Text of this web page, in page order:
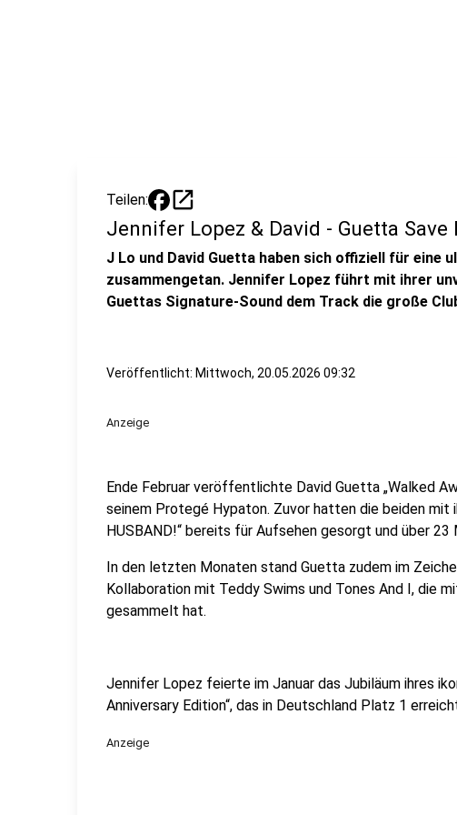
Teilen: open_in_new
Jennifer Lopez & David - Guetta
J Lo und David Guetta haben sich offiziell für eine
zusammengetan. Jennifer Lopez führt mit ihrer
Guettas Signature-Sound dem Track die große
Veröffentlicht: Mittwoch, 20.05.2026 09:32
Anzeige
Ende Februar veröffentlichte David Guetta „Walked
seinem Protegé Hypaton. Zuvor hatten die beiden mit
HUSBAND!“ bereits für Aufsehen gesorgt und über
In den letzten Monaten stand Guetta zudem im
Kollaboration mit Teddy Swims und Tones And I, die
gesammelt hat.
Jennifer Lopez feierte im Januar das Jubiläum ihres
Anniversary Edition“, das in Deutschland Platz 1
Anzeige